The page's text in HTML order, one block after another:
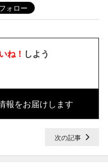
ね！ しよう
報をお届けします
次の記事